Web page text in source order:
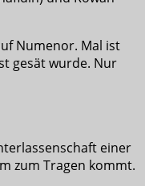
Numenor. Mal ist
gesät wurde. Nur
einer
zum Tragen kommt.